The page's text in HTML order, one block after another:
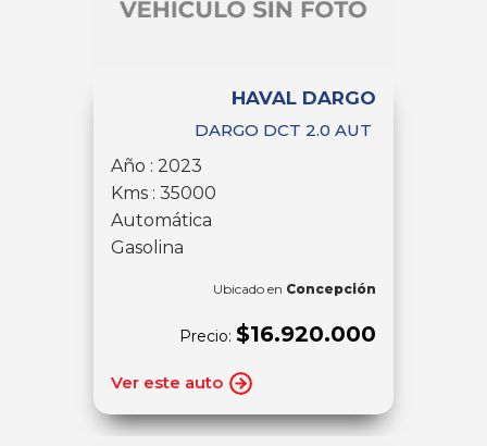
HAVAL DARGO
DARGO DCT 2.0 AUT
Año : 2023
Kms : 35000
Automática
Gasolina
Ubicado en Concepción
Precio: $16.920.000
Ver este auto